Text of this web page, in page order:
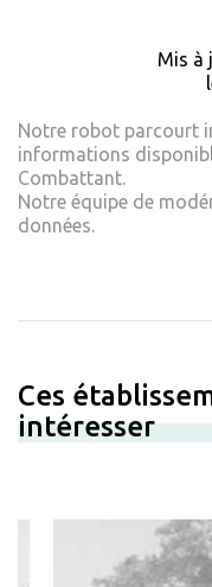
Mis à
Notre robot parcourt
informations
Combattant.
Notre équipe de
données.
Ces
intéresser